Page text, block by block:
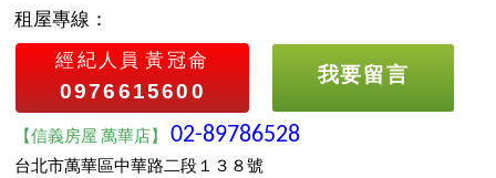
租屋專線：
經紀人員 黃冠侖
0976615600
我要留言
【信義房屋 萬華店】02-89786528
台北市萬華區中華路二段１３８號